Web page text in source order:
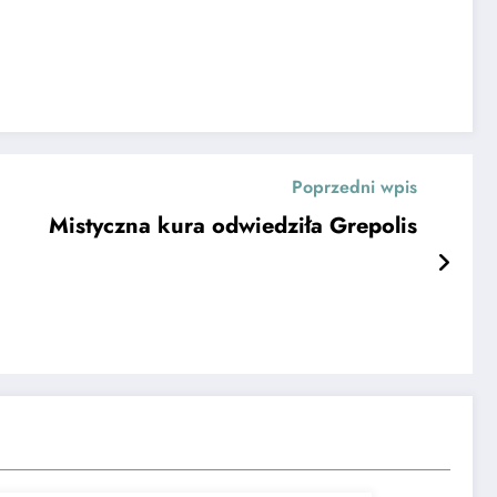
Poprzedni wpis
Mistyczna kura odwiedziła Grepolis